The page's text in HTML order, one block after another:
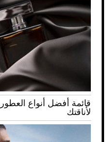
قائمة أفضل أنواع
لأناقتك